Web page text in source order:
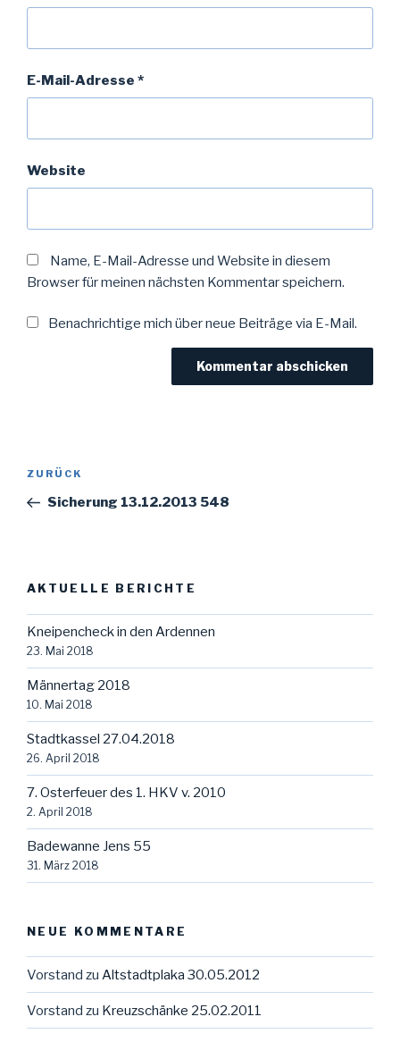
E-Mail-Adresse *
Website
Name, E-Mail-Adresse und Website in diesem
Browser für meinen nächsten Kommentar speichern.
Benachrichtige mich über neue Beiträge via E-Mail.
Beitragsnavigation
Vorheriger
Beitrag
ZURÜCK
Sicherung 13.12.2013 548
AKTUELLE BERICHTE
Kneipencheck in den Ardennen
23. Mai 2018
Männertag 2018
10. Mai 2018
Stadtkassel 27.04.2018
26. April 2018
7. Osterfeuer des 1. HKV v. 2010
2. April 2018
Badewanne Jens 55
31. März 2018
NEUE KOMMENTARE
Vorstand zu Altstadtplaka 30.05.2012
Vorstand zu Kreuzschänke 25.02.2011